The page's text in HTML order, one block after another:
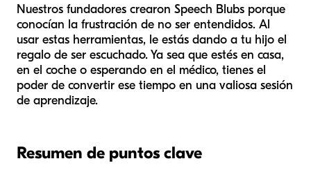
Nuestros fundadores crearon Speech Blubs porque
conocían la frustración de no ser entendidos. Al
usar estas herramientas, le estás dando a tu hijo el
regalo de ser escuchado. Ya sea que estés en casa,
en el coche o esperando en el médico, tienes el
poder de convertir ese tiempo en una valiosa sesión
de aprendizaje.
Resumen de puntos clave